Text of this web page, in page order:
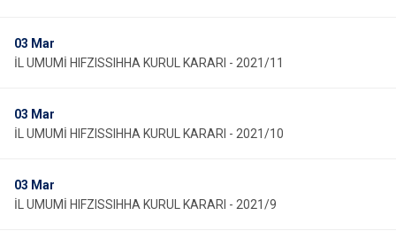
03 Mar
İL UMUMİ HIFZISSIHHA KURUL KARARI - 2021/11
03 Mar
İL UMUMİ HIFZISSIHHA KURUL KARARI - 2021/10
03 Mar
İL UMUMİ HIFZISSIHHA KURUL KARARI - 2021/9